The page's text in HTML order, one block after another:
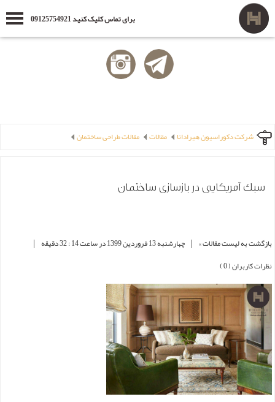
برای تماس کلیک کنید 09125754921
شرکت دکوراسیون هیرادانا مقالات مقالات طراحی ساختمان
سبک آمریکایی در بازسازی ساختمان
بازگشت به لیست مقالات » | چهارشنبه 13 فروردین 1399 در ساعت 14 : 32 دقیقه |
نظرات کاربران ( 0 )